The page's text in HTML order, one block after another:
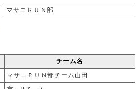
マサニＲＵＮ部
チーム名
マサニＲＵＮ部チーム山田